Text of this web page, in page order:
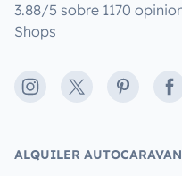
3.88/5 sobre 1170
Shops
Instagram
X Pinterest
ALQUILER